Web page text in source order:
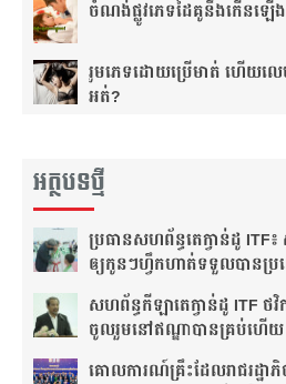
ចំណង់​ផ្លូវ​ភេទ​ដៃគូ​នឹង​កើន​ឡើង
រួមភេទ​ដោយ​ប្រើ​មាត់ ហើយ​ល
អត់?
អត្ថបទថ្មី
ប្រធាន​សហព័ន្ធ​តេក្វាន់ដូ​ ITF
ឲ្យ​កូនៗ​ហ្វឹកហាត់​ទទួលបាន​ប្រ
សហព័ន្ធ​កីឡាតេក្វាន់ដូ​ ITF​ ថវិ
ចូលរួម​នៅ​ឥណ្ឌា​បាន​គ្រប់​ហើយ​
គោលការណ៍គ្រឹះ​ដែល​រាជរដ្ឋ